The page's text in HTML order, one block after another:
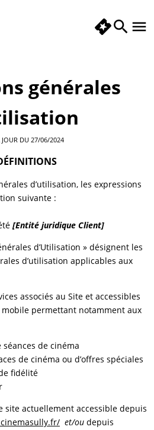
générales
JOUR DU 27/06/2024
d’utilisation, les expressions
suivante :
[Entité juridique Client]
d’Utilisation » désignent les
d’utilisation applicables aux
associés au Site et accessibles
permettant notamment aux
de cinéma
de cinéma ou d’offres spéciales
fidélité
site actuellement accessible depuis
et/ou depuis